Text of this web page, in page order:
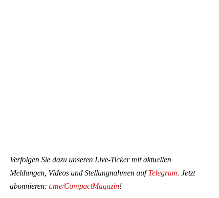
Verfolgen Sie dazu unseren Live-Ticker mit aktuellen
Meldungen, Videos und Stellungnahmen aufTelegram. Jetzt
abonnieren: t.me/CompactMagazin!